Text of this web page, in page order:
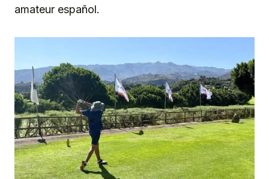
amateur español.